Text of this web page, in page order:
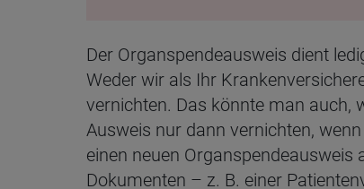
Der Organspendeausweis dient
Weder wir als Ihr
vernichten. Das könnte man auch,
Ausweis nur dann vernichten,
einen neuen
Dokumenten – z. B. einer